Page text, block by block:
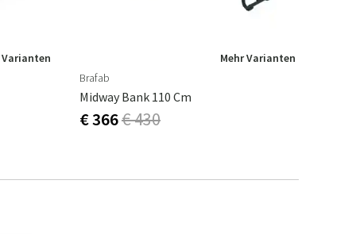
Varianten
Mehr Varianten
Brafab
Midway Bank 110 Cm
€ 366€ 430